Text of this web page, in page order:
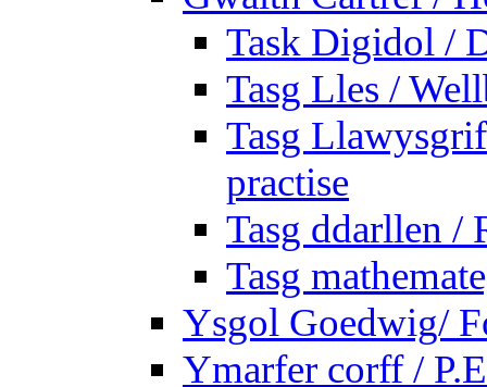
Task Digidol /
Tasg Lles /
Tasg
practise
Tasg ddarllen /
Tasg
Ysgol Goedwig/
Ymarfer corff /